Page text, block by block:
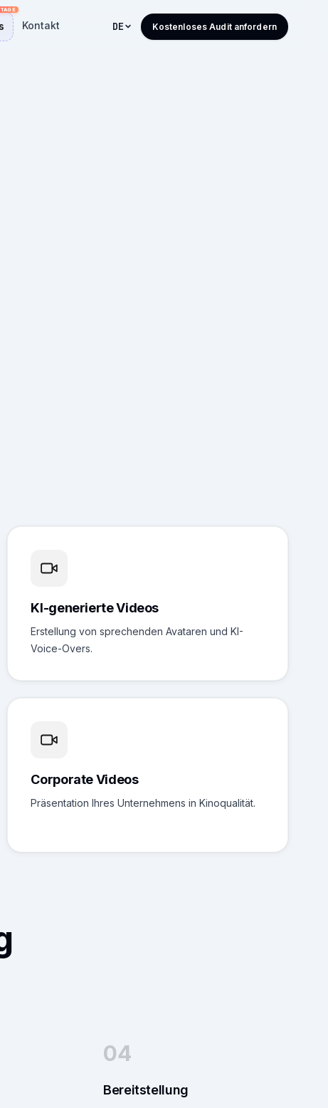
Kontakt DE Kostenloses Audit anfordern
KI-generierte Videos
Erstellung von sprechenden Avataren und KI-
Voice-Overs.
Corporate Videos
Präsentation Ihres Unternehmens in Kinoqualität.
04
Bereitstellung